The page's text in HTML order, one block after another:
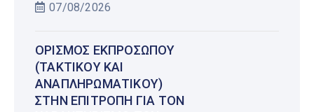
07/08/2026
ΟΡΙΣΜΌΣ ΕΚΠΡΟΣΏΠΟΥ
(ΤΑΚΤΙΚΟΎ ΚΑΙ
ΑΝΑΠΛΗΡΩΜΑΤΙΚΟΎ)
ΣΤΗΝ ΕΠΙΤΡΟΠΉ ΓΙΑ ΤΟΝ